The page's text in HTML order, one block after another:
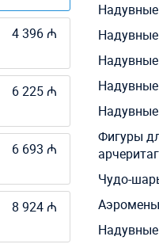
4 396 ₼
6 225 ₼
6 693 ₼
8 924 ₼
Фигуры
Чудо-
Аэромены